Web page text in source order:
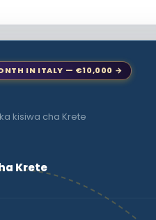
IN ITALY — €10,000 →
kisiwa cha Krete
Krete